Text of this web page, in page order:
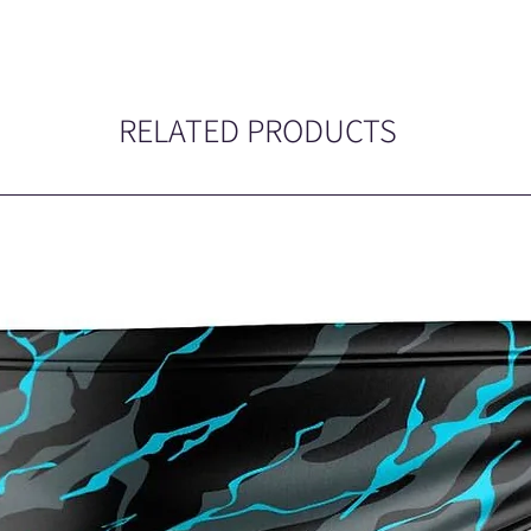
RELATED PRODUCTS